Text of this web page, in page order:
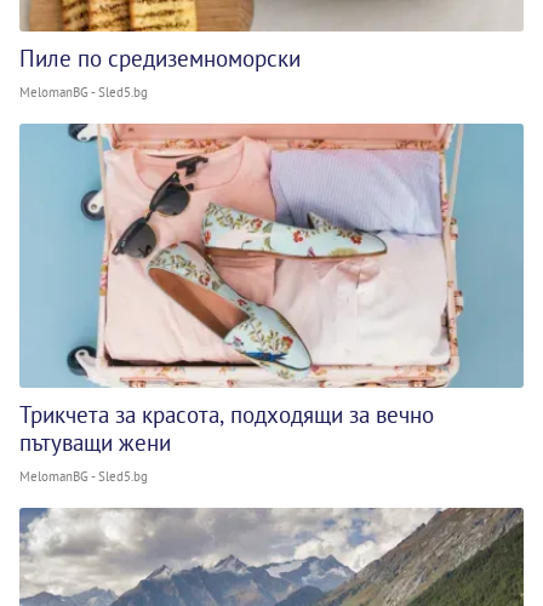
Пиле по средиземноморски
MelomanBG - Sled5.bg
Трикчета за красота, подходящи за вечно
пътуващи жени
MelomanBG - Sled5.bg